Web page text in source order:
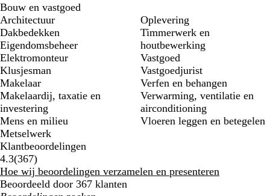
Bouw en vastgoed
Architectuur
Dakbedekken
Eigendomsbeheer
Elektromonteur
Klusjesman
Makelaar
Makelaardij, taxatie en
investering
Mens en milieu
Metselwerk
Oplevering
Timmerwerk en
houtbewerking
Vastgoed
Vastgoedjurist
Verfen en behangen
Verwarming, ventilatie en
airconditioning
Vloeren leggen en betegelen
Klantbeoordelingen
4.3(367367
klantbeoordelingen
)
Hoe wij beoordelingen verzamelen en presenteren
Beoordeeld door 367 klanten